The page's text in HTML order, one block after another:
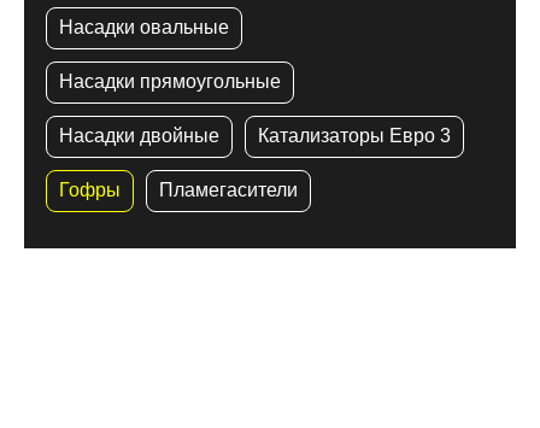
Насадки овальные
Насадки прямоугольные
Насадки двойные Катализаторы Евро 3
Гофры Пламегасители